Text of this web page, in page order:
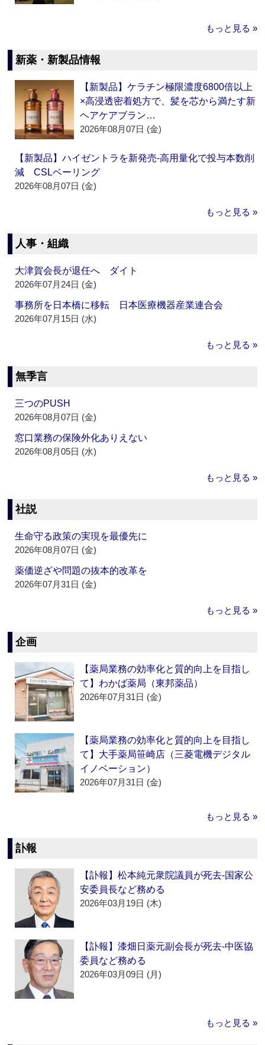
もっと見る »
新薬・新製品情報
【新製品】ケラチン極限濃度6800倍以上
×高浸透密着処方で、髪を芯から満たす新
ヘアケアブラン…
2026年08月07日 (金)
【新製品】ハイゼントラを新発売‐高用量化で投与本数削
減 CSLベーリング
2026年08月07日 (金)
もっと見る »
人事・組織
大津賀会長が退任へ ダイト
2026年07月24日 (金)
事務所を日本橋に移転 日本医療機器産業連合会
2026年07月15日 (水)
もっと見る »
無季言
三つのPUSH
2026年08月07日 (金)
窓口業務の保険外化ありえない
2026年08月05日 (水)
もっと見る »
社説
生命守る政策の実現を最優先に
2026年08月07日 (金)
薬価逆ざや問題の抜本的改革を
2026年07月31日 (金)
もっと見る »
企画
【薬局業務の効率化と質的向上を目指し
て】わかば薬局（東邦薬品）
2026年07月31日 (金)
【薬局業務の効率化と質的向上を目指し
て】大手薬局笹崎店（三菱電機デジタル
イノベーション）
2026年07月31日 (金)
もっと見る »
訃報
【訃報】松本純元衆院議員が死去‐国家公
安委員長など務める
2026年03月19日 (木)
【訃報】漆畑日薬元副会長が死去‐中医協
委員など務める
2026年03月09日 (月)
もっと見る »